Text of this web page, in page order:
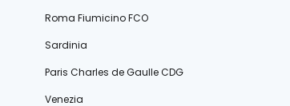
Roma Fiumicino FCO
Sardinia
Paris Charles de Gaulle CDG
Venezia